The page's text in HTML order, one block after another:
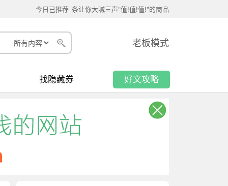
今日已推荐 条让你大喊三声"值!值!值!"的商品
老板模式
找隐藏券 好文攻略